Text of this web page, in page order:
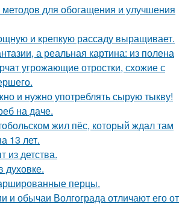
для обогащения и улучшения
и крепкую рассаду выращивает.
а реальная картина: из полена
угрожающие отростки, схожие с
и нужно употреблять сырую тыкву!
на даче.
жил пёс, который ждал там
13 лет.
из детства.
духовке.
перцы.
и обычаи Волгограда отличают его от